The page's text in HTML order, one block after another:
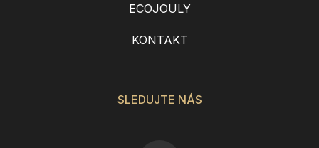
ECOJOULY
KONTAKT
SLEDUJTE NÁS